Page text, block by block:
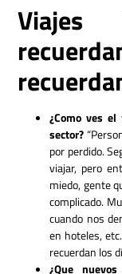
¿Como ves
sector?
por perdido.
viajar, pero
miedo, gente
complicado.
cuando nos
en hoteles,
recuerdan los
¿Que